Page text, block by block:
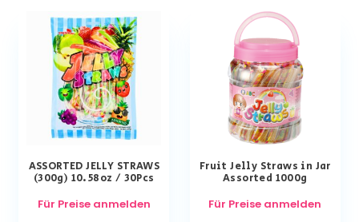
ASSORTED JELLY STRAWS
(300g) 10.58oz / 30Pcs
Für Preise anmelden
Fruit Jelly Straws in Jar
Assorted 1000g
Für Preise anmelden